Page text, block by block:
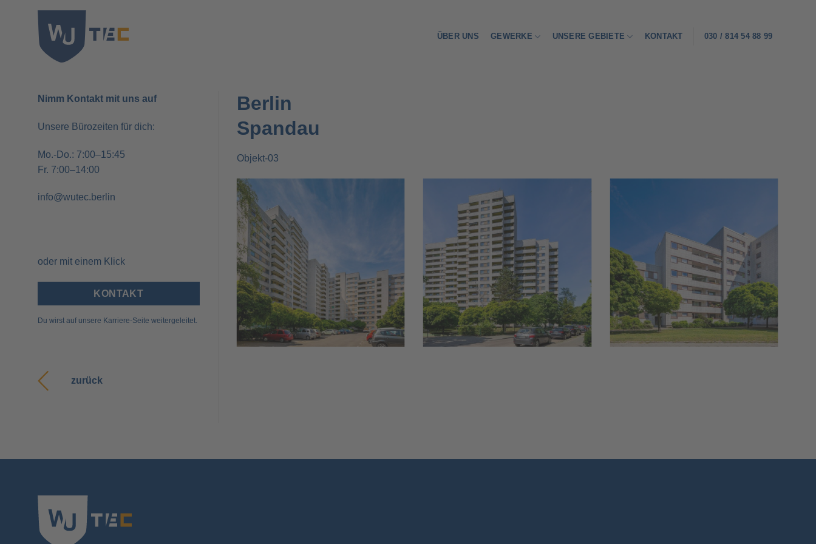
ÜBER UNS GEWERKE UNSERE GEBIETE KONTAKT 030 / 814 54 88 99
Nimm Kontakt mit uns auf
Unsere Bürozeiten für dich:
Mo.-Do.: 7:00–15:45
Fr. 7:00–14:00
info@wutec.berlin
oder mit einem Klick
KONTAKT
Du wirst auf unsere Karriere-Seite weitergeleitet.
zurück
Berlin
Spandau
Objekt-03